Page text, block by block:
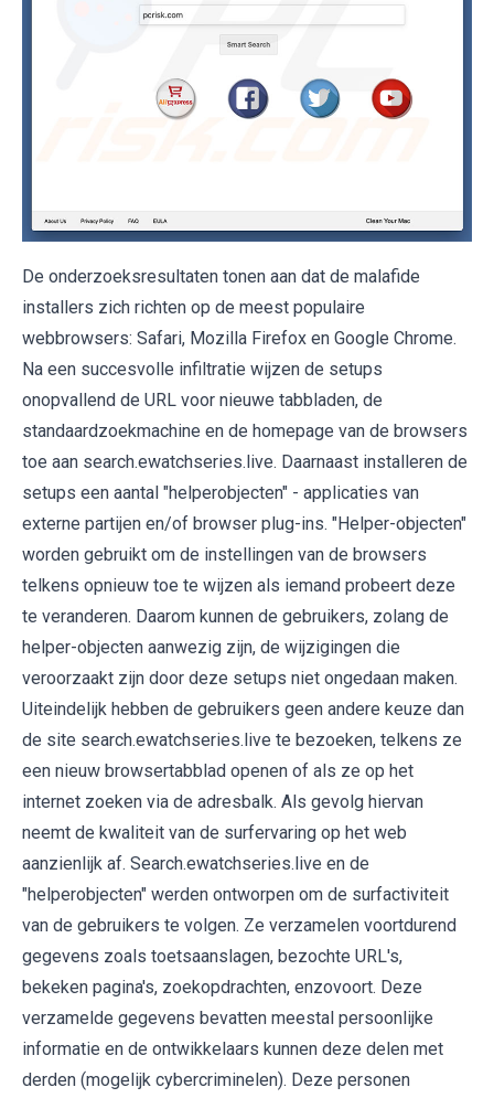
De onderzoeksresultaten tonen aan dat de malafide
installers zich richten op de meest populaire
webbrowsers: Safari, Mozilla Firefox en Google Chrome.
Na een succesvolle infiltratie wijzen de setups
onopvallend de URL voor nieuwe tabbladen, de
standaardzoekmachine en de homepage van de browsers
toe aan search.ewatchseries.live. Daarnaast installeren de
setups een aantal "helperobjecten" - applicaties van
externe partijen en/of browser plug-ins. "Helper-objecten"
worden gebruikt om de instellingen van de browsers
telkens opnieuw toe te wijzen als iemand probeert deze
te veranderen. Daarom kunnen de gebruikers, zolang de
helper-objecten aanwezig zijn, de wijzigingen die
veroorzaakt zijn door deze setups niet ongedaan maken.
Uiteindelijk hebben de gebruikers geen andere keuze dan
de site search.ewatchseries.live te bezoeken, telkens ze
een nieuw browsertabblad openen of als ze op het
internet zoeken via de adresbalk. Als gevolg hiervan
neemt de kwaliteit van de surfervaring op het web
aanzienlijk af. Search.ewatchseries.live en de
"helperobjecten" werden ontworpen om de surfactiviteit
van de gebruikers te volgen. Ze verzamelen voortdurend
gegevens zoals toetsaanslagen, bezochte URL's,
bekeken pagina's, zoekopdrachten, enzovoort. Deze
verzamelde gegevens bevatten meestal persoonlijke
informatie en de ontwikkelaars kunnen deze delen met
derden (mogelijk cybercriminelen). Deze personen